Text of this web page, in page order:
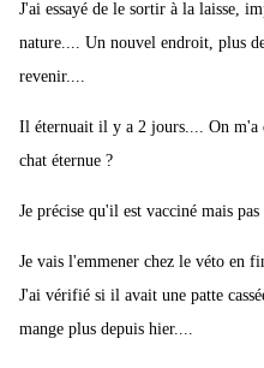
J'ai essayé de le sortir à la laisse,
nature.... Un nouvel endroit, plus
revenir....
Il éternuait il y a 2 jours.... On m'a
chat éternue ?
Je précise qu'il est vacciné mais pas
Je vais l'emmener chez le véto en
J'ai vérifié si il avait une patte
mange plus depuis hier....